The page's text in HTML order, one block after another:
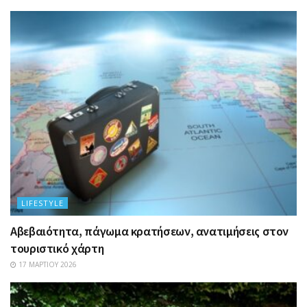
LIFESTYLE
Αβεβαιότητα, πάγωμα κρατήσεων, ανατιμήσεις στον
τουριστικό χάρτη
17 ΜΑΡΤΊΟΥ 2026